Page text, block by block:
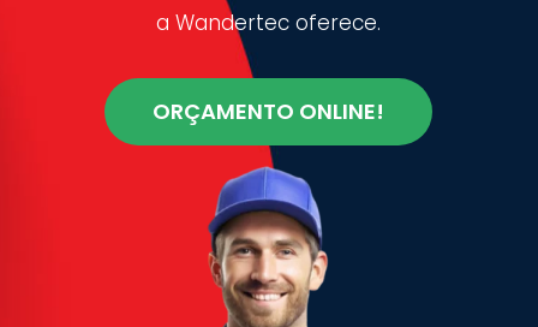
a Wandertec oferece.
ORÇAMENTO ONLINE!